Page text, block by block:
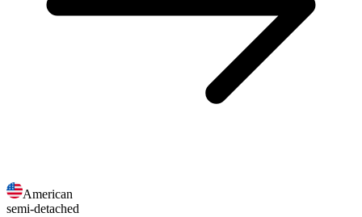
American
semi-detached